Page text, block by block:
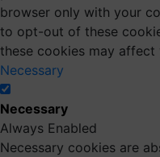
browser only with your
to opt-out of these
these cookies may
Necessary
Necessary
Always Enabled
Necessary cookies are